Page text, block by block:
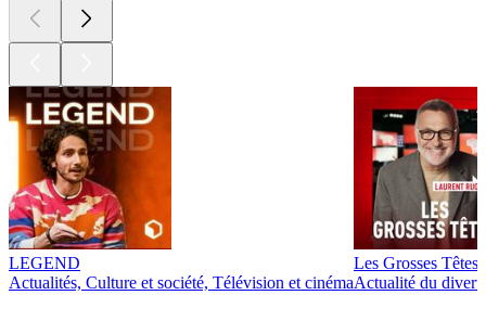
LEGEND
Actualités, Culture et société, Télévision et cinéma
Les Grosses Têtes
Actualité du